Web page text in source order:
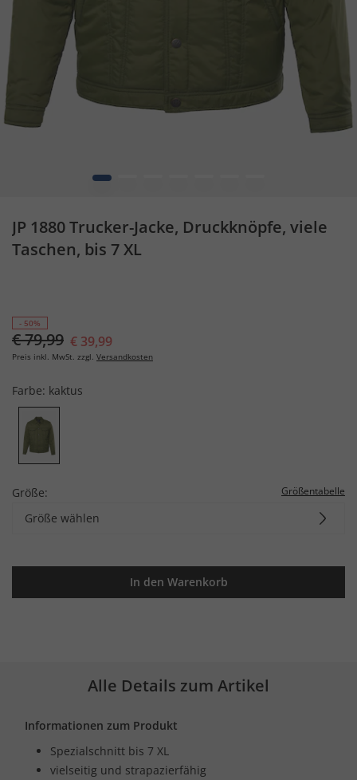
1
JP 1880 Trucker-Jacke, Druckknöpfe, viele
Taschen, bis 7 XL
- 50%
€ 79,99 € 39,99
Preis inkl. MwSt. zzgl. Versandkosten
Farbe: kaktus
Größe: Größentabelle
Größe wählen
In den Warenkorb
Alle Details zum Artikel
Informationen zum Produkt
Spezialschnitt bis 7 XL
vielseitig und strapazierfähig